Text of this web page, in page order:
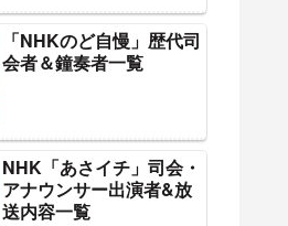
「NHKのど自慢」歴代司
会者＆鐘奏者一覧
NHK「あさイチ」司会・
アナウンサー出演者&放
送内容一覧